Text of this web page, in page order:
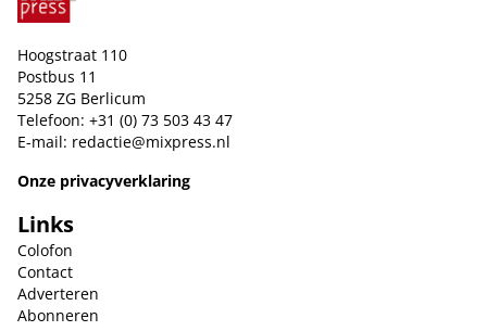
Hoogstraat 110
Postbus 11
5258 ZG Berlicum
Telefoon: +31 (0) 73 503 43 47
E-mail: redactie@mixpress.nl
Onze privacyverklaring
Links
Colofon
Contact
Adverteren
Abonneren